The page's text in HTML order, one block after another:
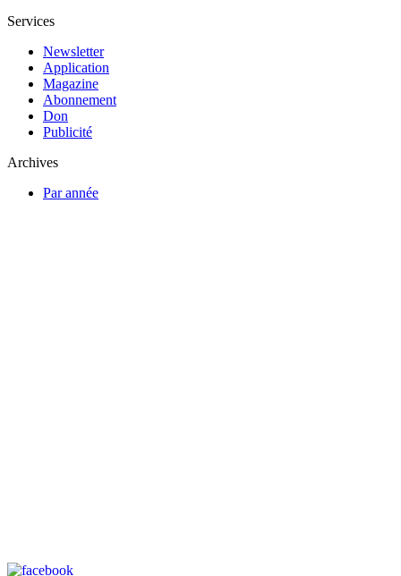
Services
Newsletter
Application
Magazine
Abonnement
Don
Publicité
Archives
Par année